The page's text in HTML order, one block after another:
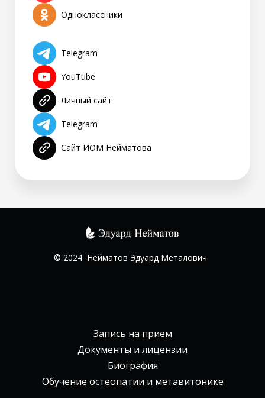
Одноклассники
Telegram
YouTube
Личный сайт
Telegram
Сайт ИОМ Нейматова
© 2024 Нейматов Эдуард Металович
Запись на прием
Документы и лицензии
Биография
Обучение остеопатии и метавитонике